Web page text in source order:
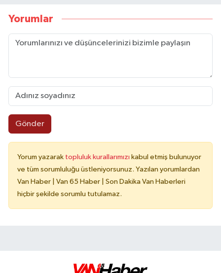
Yorumlar
Gönder
Yorum yazarak topluluk kurallarımızı kabul etmiş bulunuyor
ve tüm sorumluluğu üstleniyorsunuz. Yazılan yorumlardan
Van Haber | Van 65 Haber | Son Dakika Van Haberleri
hiçbir şekilde sorumlu tutulamaz.